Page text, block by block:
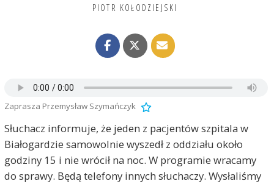
PIOTR KOŁODZIEJSKI
Zaprasza Przemysław Szymańczyk
Słuchacz informuje, że jeden z pacjentów szpitala w
Białogardzie samowolnie wyszedł z oddziału około
godziny 15 i nie wrócił na noc. W programie wracamy
do sprawy. Będą telefony innych słuchaczy. Wysłaliśmy